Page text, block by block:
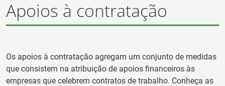
Apoios à contratação
Os apoios à contratação agregam um conjunto de medidas
que consistem na atribuição de apoios financeiros às
empresas que celebrem contratos de trabalho. Conheça as